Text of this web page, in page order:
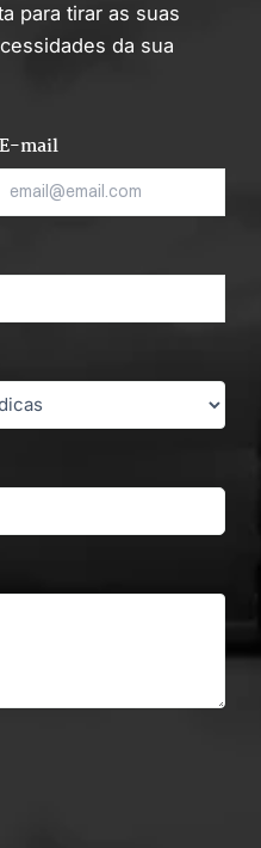
para tirar as suas
da sua
E-mail